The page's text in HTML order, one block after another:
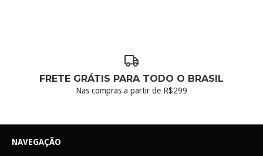
FRETE GRÁTIS PARA TODO O BRASIL
Nas compras a partir de R$299
NAVEGAÇÃO